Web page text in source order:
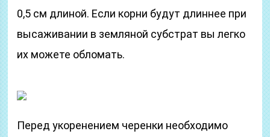
0,5 см длиной. Если корни будут длиннее при
высаживании в земляной субстрат вы легко
их можете обломать.
Перед укоренением черенки необходимо